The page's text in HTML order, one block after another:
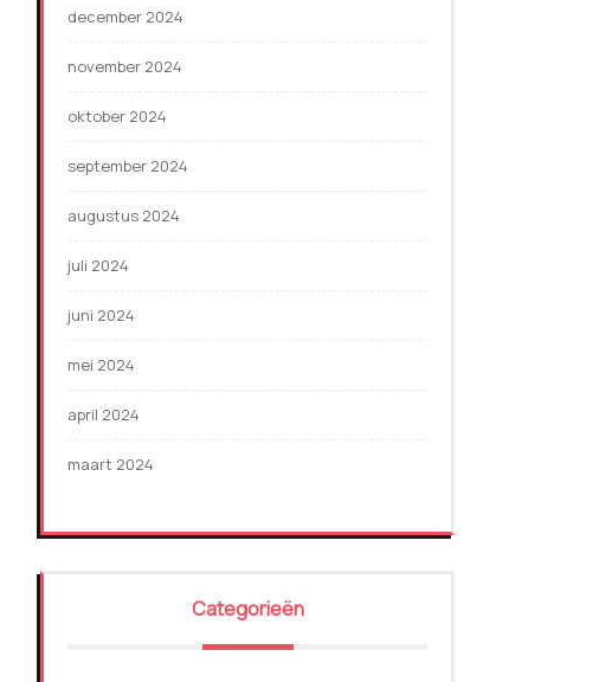
december 2024
november 2024
oktober 2024
september 2024
augustus 2024
juli 2024
juni 2024
mei 2024
april 2024
maart 2024
Categorieën